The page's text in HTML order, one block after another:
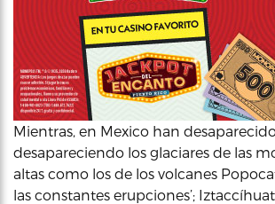
Mientras, en Mexico han
desapareciendo los glaciares de las
altas como los de los volcanes
las constantes erupciones’;